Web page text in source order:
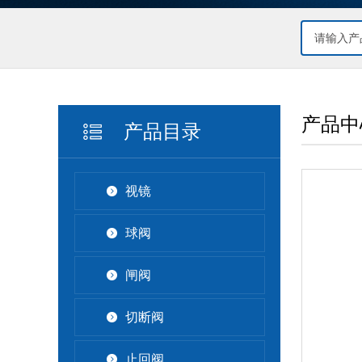
产品目录
视镜
球阀
闸阀
切断阀
止回阀
产品